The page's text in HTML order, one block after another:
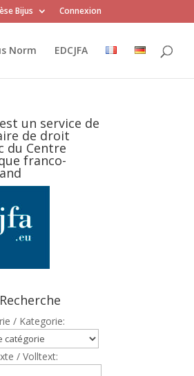
Bijus Connexion
Norm EDCJFA
un service de
de droit
du Centre
franco-
/ Kategorie:
/ Volltext: